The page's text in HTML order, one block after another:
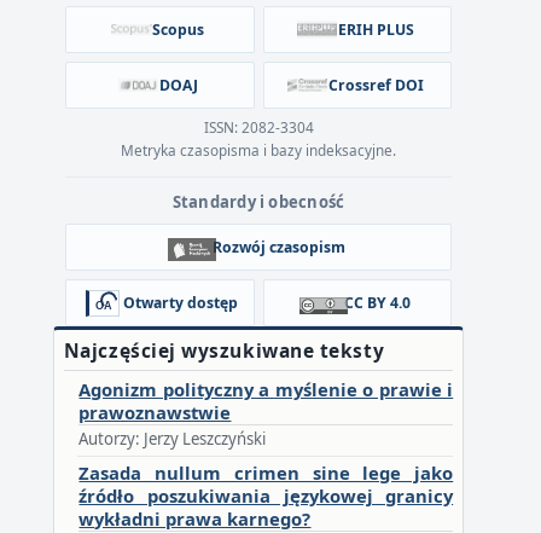
Scopus ERIH PLUS
DOAJ Crossref DOI
ISSN: 2082-3304
Metryka czasopisma i bazy indeksacyjne.
Standardy i obecność
Rozwój czasopism
Otwarty dostęp CC BY 4.0
Najczęściej wyszukiwane teksty
Agonizm polityczny a myślenie o prawie i
prawoznawstwie
Autorzy: Jerzy Leszczyński
Zasada nullum crimen sine lege jako
źródło poszukiwania językowej granicy
wykładni prawa karnego?